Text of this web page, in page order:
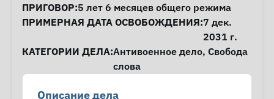
ПРИГОВОР:5 лет 6 месяцев общего режима
ПРИМЕРНАЯ ДАТА ОСВОБОЖДЕНИЯ:7 дек.
2031 г.
КАТЕГОРИИ ДЕЛА:Антивоенное дело, Свобода
слова
Описание дела